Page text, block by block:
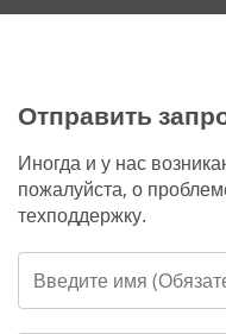
Отправить
Иногда и у нас
пожалуйста, о
техподдержку.